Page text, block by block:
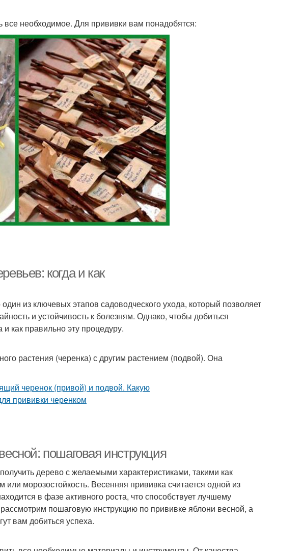
необходимое. Для прививки вам понадобятся:
когда и как
из ключевых этапов садоводческого ухода, который позволяет
и устойчивость к болезням. Однако, чтобы добиться
и как правильно эту процедуру.
растения (черенка) с другим растением (подвой). Она
пошаговая инструкция
дерево с желаемыми характеристиками, такими как
или морозостойкость. Весенняя прививка считается одной из
в фазе активного роста, что способствует лучшему
пошаговую инструкцию по прививке яблони весной, а
вам добиться успеха.